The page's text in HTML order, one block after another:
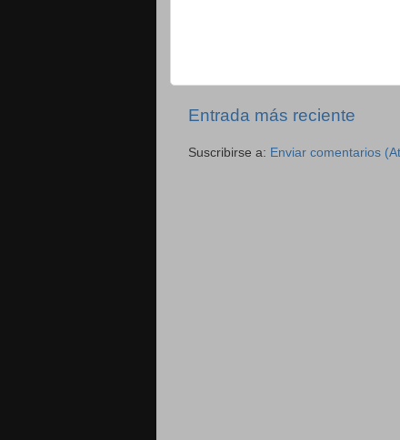
Entrada más reciente
Suscribirse a: Enviar comentarios